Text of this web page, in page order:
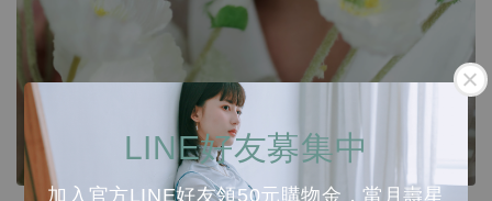
LINE好友募集中
加入官方LINE好友領50元購物金，當月壽星